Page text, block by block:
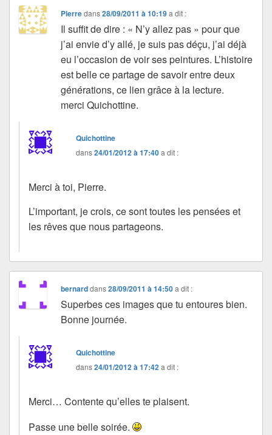
Pierredans28/09/2011 à 10:19 a dit :
Il suffit de dire : « N’y allez pas » pour que
j’ai envie d’y allé, je suis pas déçu, j’ai déjà
eu l’occasion de voir ses peintures. L’histoire
est belle ce partage de savoir entre deux
générations, ce lien grâce à la lecture.
merci Quichottine.
Quichottine
dans24/01/2012 à 17:40a dit :
Merci à toi, Pierre.
L’important, je crois, ce sont toutes les pensées et
les rêves que nous partageons.
bernarddans28/09/2011 à 14:50 a dit :
Superbes ces images que tu entoures bien.
Bonne journée.
Quichottine
dans24/01/2012 à 17:42a dit :
Merci… Contente qu’elles te plaisent.
Passe une belle soirée.